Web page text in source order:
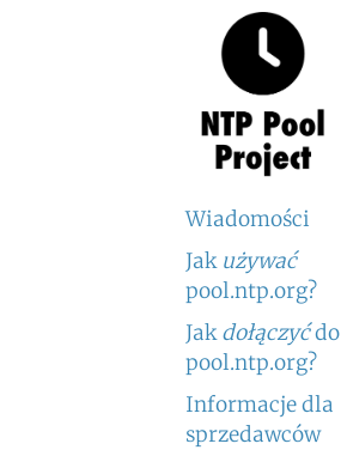
Wiadomości
Jak używać
pool.ntp.org?
Jakdołączyćdo
pool.ntp.org?
Informacje dla
sprzedawców